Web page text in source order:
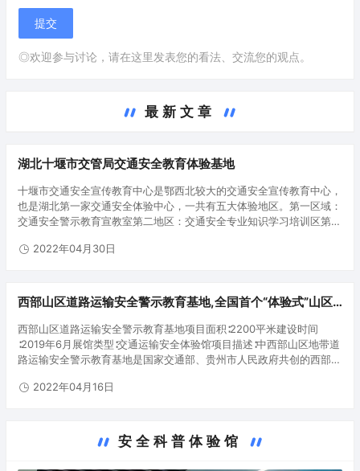
◎欢迎参与讨论，请在这里发表您的看法、交流您的观点。
最新文章
湖北十堰市交管局交通安全教育体验基地
十堰市交通安全宣传教育中心是鄂西北较大的交通安全宣传教育中心，
也是湖北第一家交通安全体验中心，一共有五大体验地区。第一区域：
交通安全警示教育宣教室第二地区：交通安全专业知识学习培训区第三
动交流区第五…
2022年04月30日
西部山区道路运输安全警示教育基地,全国首个“体验式”山区
西部山区道路运输安全警示教育基地项目面积∶2200平米建设时间
∶2019年6月展馆类型∶交通运输安全体验馆项目描述∶中西部山区地带道
路运输安全警示教育基地是国家交通部、贵州市人民政府共创的西部地
在…2022年04月16日
安全科普体验馆